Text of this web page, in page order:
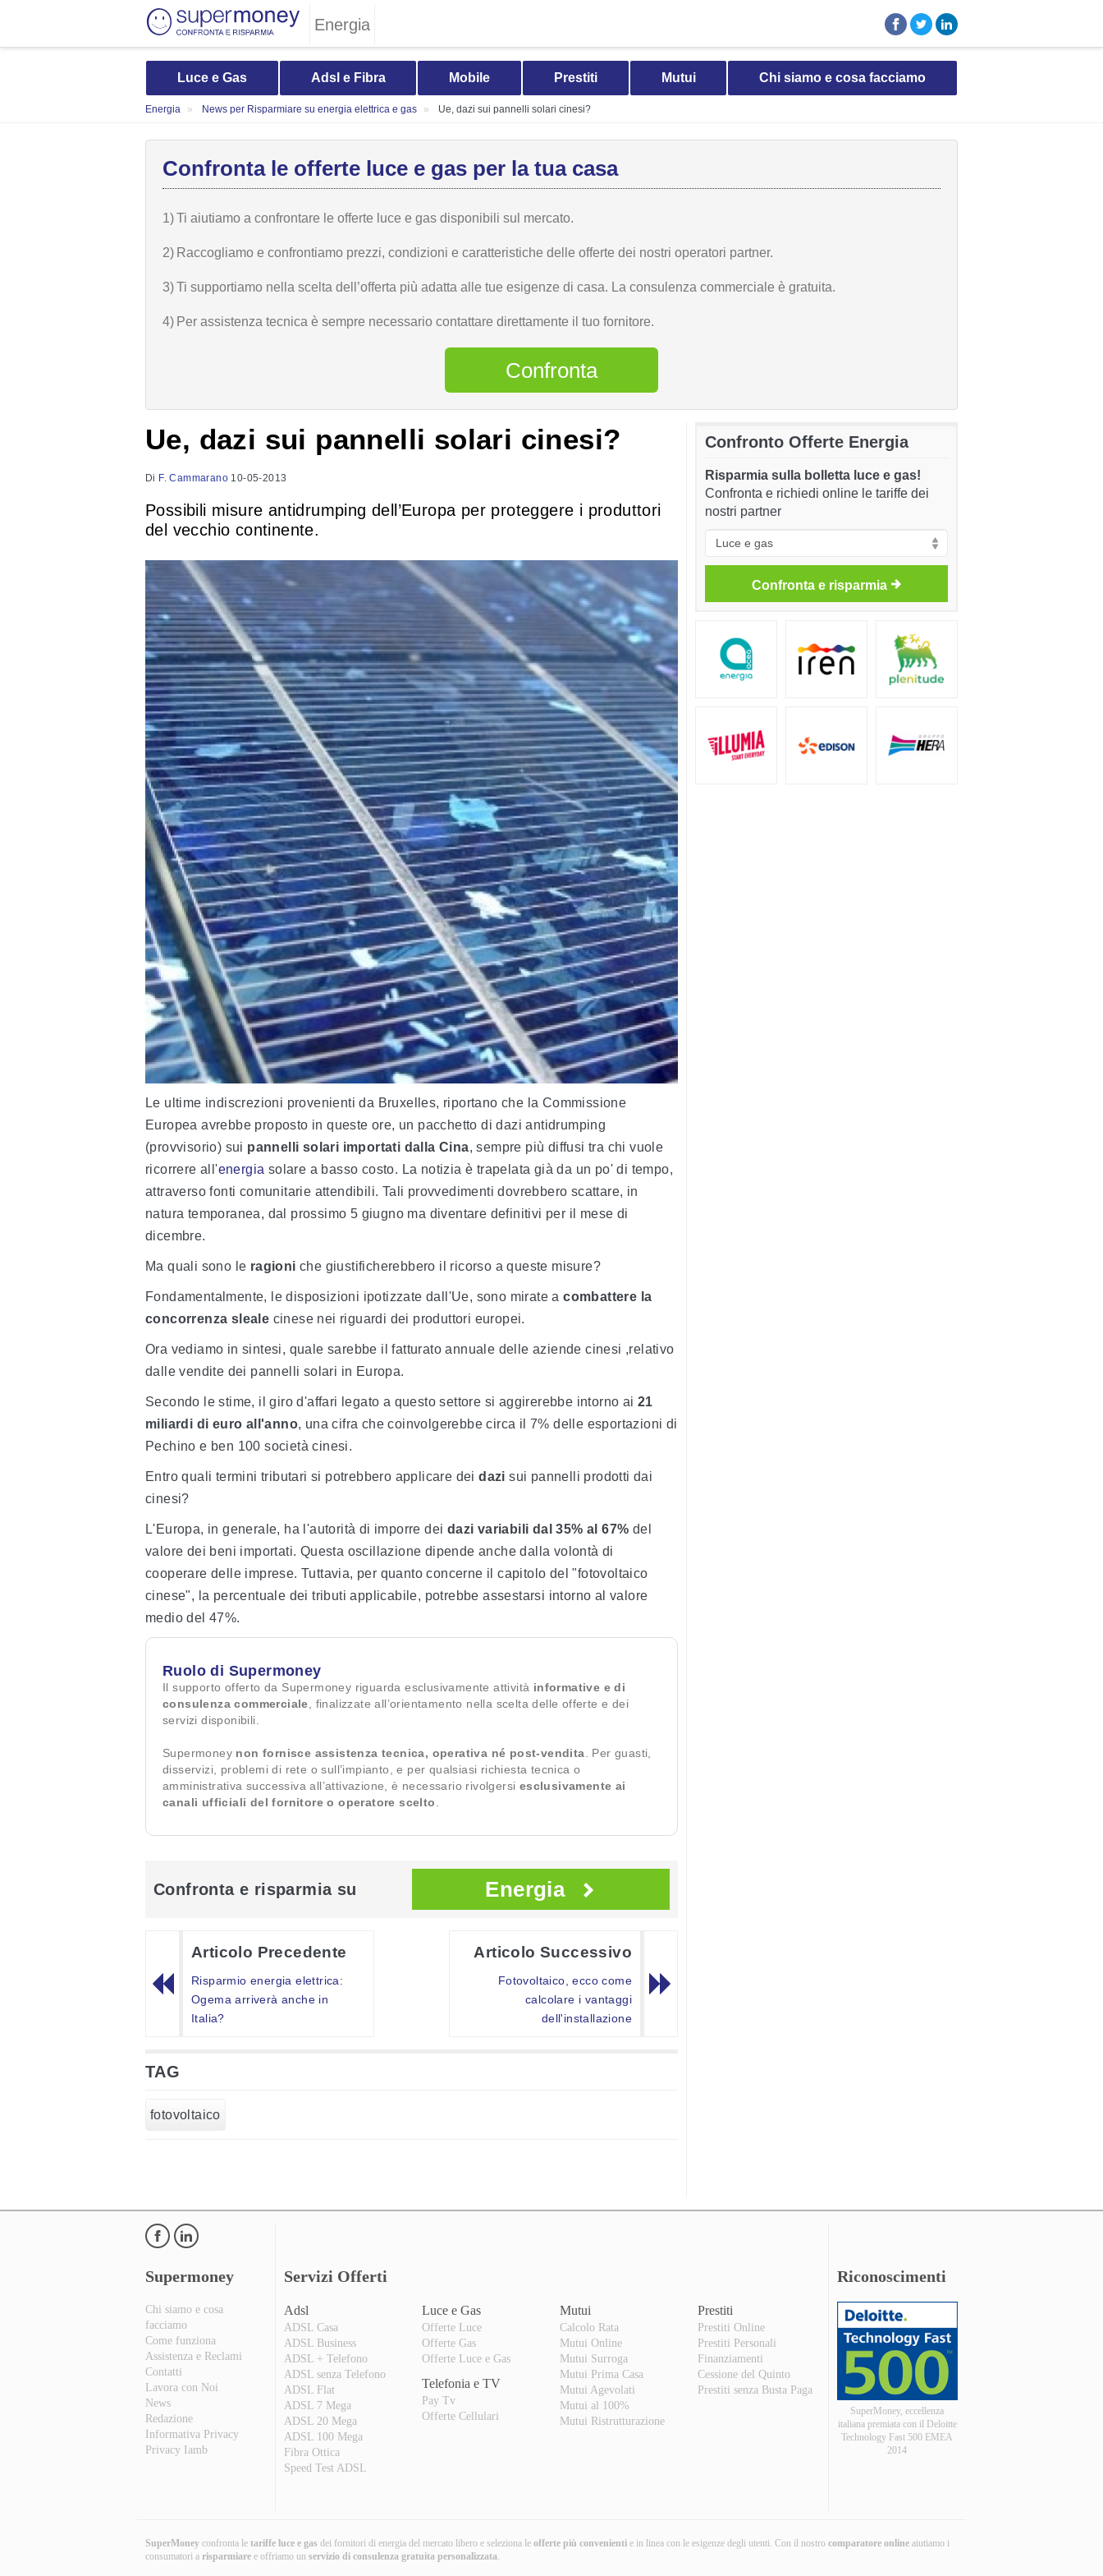
Energia
Luce e Gas Adsl e Fibra Mobile Prestiti Mutui Chi siamo e cosa facciamo
Energia News per Risparmiare su energia elettrica e gas Ue, dazi sui pannelli solari cinesi?
Confronta le offerte luce e gas per la tua casa
1)Ti aiutiamo a confrontare le offerte luce e gas disponibili sul mercato.
2) Raccogliamo e confrontiamo prezzi, condizioni e caratteristiche delle offerte dei nostri operatori partner.
3)Ti supportiamo nella scelta dell’offerta più adatta alle tue esigenze di casa. La consulenza commerciale è gratuita.
4) Per assistenza tecnica è sempre necessario contattare direttamente il tuo fornitore.
Confronta
Ue, dazi sui pannelli solari cinesi?
Di F. Cammarano 10-05-2013
Possibili misure antidrumping dell’Europa per proteggere i produttori
del vecchio continente.
Le ultime indiscrezioni provenienti da Bruxelles, riportano che la Commissione
Europea avrebbe proposto in queste ore, un pacchetto di dazi antidrumping
(provvisorio) sui pannelli solari importati dalla Cina, sempre più diffusi tra chi vuole
ricorrere all'energia solare a basso costo. La notizia è trapelata già da un po' di tempo,
attraverso fonti comunitarie attendibili. Tali provvedimenti dovrebbero scattare, in
natura temporanea, dal prossimo 5 giugno ma diventare definitivi per il mese di
dicembre.
Ma quali sono le ragioni che giustificherebbero il ricorso a queste misure?
Fondamentalmente, le disposizioni ipotizzate dall'Ue, sono mirate acombattere la
concorrenza sleale cinese nei riguardi dei produttori europei.
Ora vediamo in sintesi, quale sarebbe il fatturato annuale delle aziende cinesi ,relativo
dalle vendite dei pannelli solari in Europa.
Secondo le stime, il giro d'affari legato a questo settore si aggirerebbe intorno ai 21
miliardi di euro all'anno, una cifra che coinvolgerebbe circa il 7% delle esportazioni di
Pechino e ben 100 società cinesi.
Entro quali termini tributari si potrebbero applicare deidazi sui pannelli prodotti dai
cinesi?
L'Europa, in generale, ha l'autorità di imporre dei dazi variabili dal 35% al 67% del
valore dei beni importati. Questa oscillazione dipende anche dalla volontà di
cooperare delle imprese. Tuttavia, per quanto concerne il capitolo del "fotovoltaico
cinese", la percentuale dei tributi applicabile, potrebbe assestarsi intorno al valore
medio del 47%.
Ruolo di Supermoney
Il supporto offerto da Supermoney riguarda esclusivamente attività informative e di
consulenza commerciale , finalizzate all’orientamento nella scelta delle offerte e dei
servizi disponibili.
Supermoney non fornisce assistenza tecnica, operativa né post-vendita . Per guasti,
disservizi, problemi di rete o sull’impianto, e per qualsiasi richiesta tecnica o
amministrativa successiva all’attivazione, è necessario rivolgersi esclusivamente ai
canali ufficiali del fornitore o operatore scelto
Confronta e risparmia su Energia
Articolo Precedente
Risparmio energia elettrica:
Ogema arriverà anche in
Italia?
Articolo Successivo
Fotovoltaico, ecco come
calcolare i vantaggi
dell'installazione
TAG
fotovoltaico
Confronto Offerte Energia
Risparmia sulla bolletta luce e gas!
Confronta e richiedi online le tariffe dei
nostri partner
Confronta e risparmia
Supermoney
Chi siamo e cosa
facciamo
Come funziona
Assistenza e Reclami
Contatti
Lavora con Noi
News
Redazione
Informativa Privacy
Privacy Iamb
Servizi Offerti
Adsl
ADSL Casa
ADSL Business
ADSL + Telefono
ADSL senza Telefono
ADSL Flat
ADSL 7 Mega
ADSL 20 Mega
ADSL 100 Mega
Fibra Ottica
Speed Test ADSL
Luce e Gas
Offerte Luce
Offerte Gas
Offerte Luce e Gas
Telefonia e TV
Pay Tv
Offerte Cellulari
Mutui
Calcolo Rata
Mutui Online
Mutui Surroga
Mutui Prima Casa
Mutui Agevolati
Mutui al 100%
Mutui Ristrutturazione
Prestiti
Prestiti Online
Prestiti Personali
Finanziamenti
Cessione del Quinto
Prestiti senza Busta Paga
Riconoscimenti
SuperMoney, eccellenza
italiana premiata con il Deloitte
Technology Fast 500 EMEA
2014
SuperMoney confronta le tariffe luce e gas dei fornitori di energia del mercato libero e seleziona le offerte più convenienti e in linea con le esigenze degli utenti. Con il nostro comparatore online aiutiamo i
consumatori a risparmiare e offriamo un servizio di consulenza gratuita personalizzata.